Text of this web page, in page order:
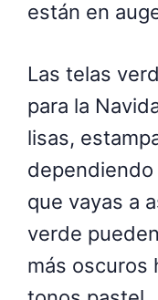
están en
Las telas
para la
lisas,
que vayas a
verde
más oscuros